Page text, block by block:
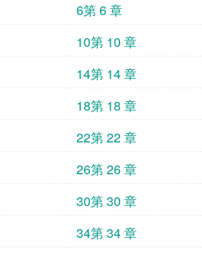
6第 6 章
10第 10 章
14第 14 章
18第 18 章
22第 22 章
26第 26 章
30第 30 章
34第 34 章